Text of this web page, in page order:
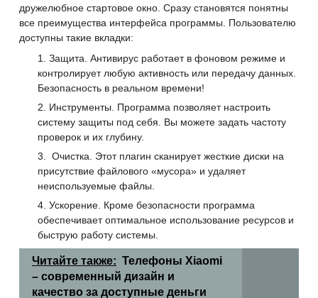
дружелюбное стартовое окно. Сразу становятся понятны
все преимущества интерфейса программы. Пользователю
доступны такие вкладки:
Защита. Антивирус работает в фоновом режиме и
контролирует любую активность или передачу данных.
Безопасность в реальном времени!
Инструменты. Программа позволяет настроить
систему защиты под себя. Вы можете задать частоту
проверок и их глубину.
Очистка. Этот плагин сканирует жесткие диски на
присутствие файлового «мусора» и удаляет
неиспользуемые файлы.
Ускорение. Кроме безопасности программа
обеспечивает оптимальное использование ресурсов и
быструю работу системы.
Читайте также: Телефоны Xiaomi
– современный дизайн и
качество за доступные деньги